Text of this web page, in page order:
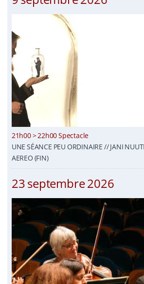
21h00 > 22h00 Spectacle
UNE SÉANCE PEU ORDINAIRE // JANI
AEREO (FIN)
23 septembre 2026